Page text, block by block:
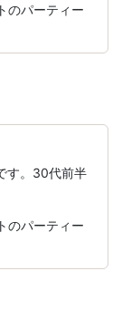
のパーティー
す。30代前半
のパーティー